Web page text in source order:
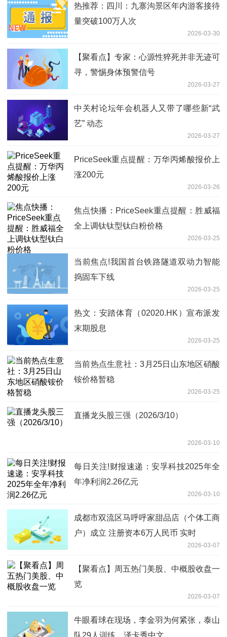
热推荐：四川：九寨沟景区年内游客接待
量突破100万人次
2026-03-30
【聚看点】专家：心源性猝死并非无迹可
寻，警惕身体预警信号
2026-03-27
中关村论坛年会机器人又带了哪些新“武
艺” 动态
2026-03-27
PriceSeek重点提醒：万华丙烯酸报价上
涨200元
2026-03-26
焦点快播：PriceSeek重点提醒：胜威福
全上调钛钛型钛白粉价格
2026-03-25
当前焦点!我国首台铁路隧道双动力智能
捣固车下线
2026-03-25
热文：安踏体育（02020.HK）宣布派发
末期股息
2026-03-25
当前热点生意社：3月25日山东地区硝酸
铵价格暂稳
2026-03-25
直播龙头股三强（2026/3/10）
2026-03-10
每日关注!财报速递：安孚科技2025年全
年净利润2.26亿元
2026-03-10
成都市双流区马呼呼家甜品店（个体工商
户）成立 注册资本6万人民币 实时
2026-03-07
【聚看点】周五热门美股、中概股收盘一
览
2026-03-07
牛眼看球在现场，李金羽为何紧张，泰山
队29人训练，泽卡秀中文